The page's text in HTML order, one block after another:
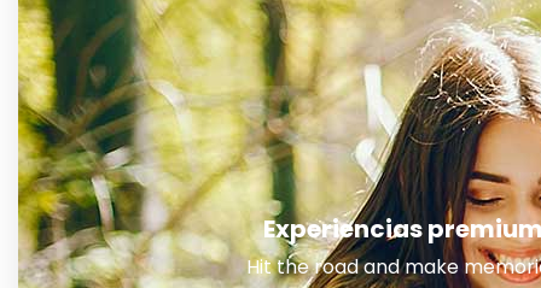
Experiencias
Hit the road and make